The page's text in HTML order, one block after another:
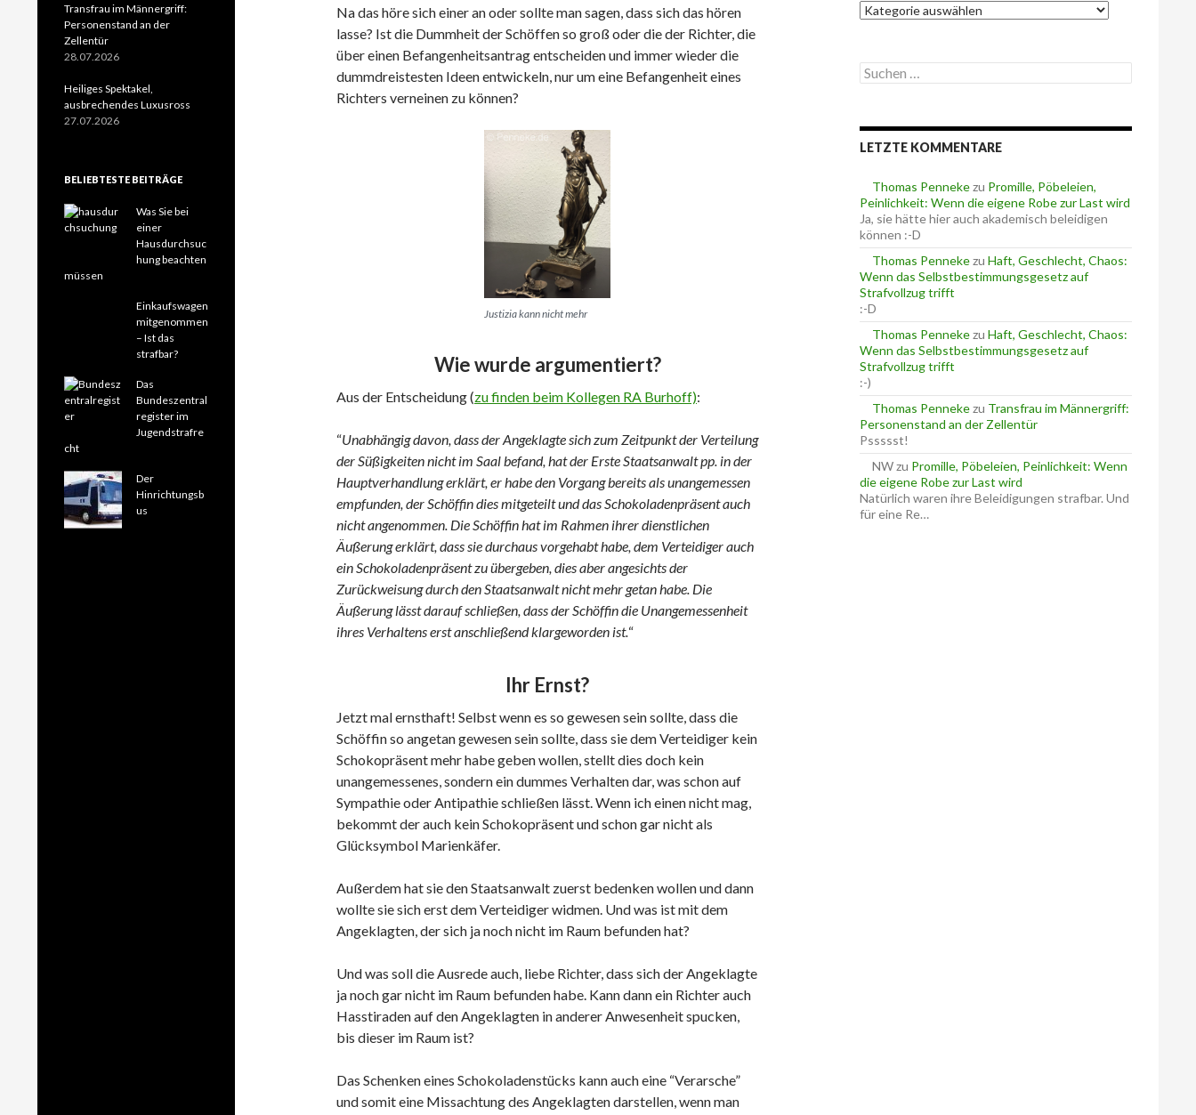
Na das höre sich einer an oder sollte man sagen, dass sich das hören
lasse? Ist die Dummheit der Schöffen so groß oder die der Richter, die
über einen Befangenheitsantrag entscheiden und immer wieder die
dummdreistesten Ideen entwickeln, nur um eine Befangenheit eines
Richters verneinen zu können?
Justizia kann nicht mehr
Wie wurde argumentiert?
Aus der Entscheidung (zu finden beim Kollegen RA Burhoff):
“Unabhängig davon, dass der Angeklagte sich zum Zeitpunkt der Verteilung
der Süßigkeiten nicht im Saal befand, hat der Erste Staatsanwalt pp. in der
Hauptverhandlung erklärt, er habe den Vorgang bereits als unangemessen
empfunden, der Schöffin dies mitgeteilt und das Schokoladenpräsent auch
nicht angenommen. Die Schöffin hat im Rahmen ihrer dienstlichen
Äußerung erklärt, dass sie durchaus vorgehabt habe, dem Verteidiger auch
ein Schokoladenpräsent zu übergeben, dies aber angesichts der
Zurückweisung durch den Staatsanwalt nicht mehr getan habe. Die
Äußerung lässt darauf schließen, dass der Schöffin die Unangemessenheit
ihres Verhaltens erst anschließend klargeworden ist.“
Ihr Ernst?
Jetzt mal ernsthaft! Selbst wenn es so gewesen sein sollte, dass die
Schöffin so angetan gewesen sein sollte, dass sie dem Verteidiger kein
Schokopräsent mehr habe geben wollen, stellt dies doch kein
unangemessenes, sondern ein dummes Verhalten dar, was schon auf
Sympathie oder Antipathie schließen lässt. Wenn ich einen nicht mag,
bekommt der auch kein Schokopräsent und schon gar nicht als
Glücksymbol Marienkäfer.
Außerdem hat sie den Staatsanwalt zuerst bedenken wollen und dann
wollte sie sich erst dem Verteidiger widmen. Und was ist mit dem
Angeklagten, der sich ja noch nicht im Raum befunden hat?
Und was soll die Ausrede auch, liebe Richter, dass sich der Angeklagte
ja noch gar nicht im Raum befunden habe. Kann dann ein Richter auch
Hasstiraden auf den Angeklagten in anderer Anwesenheit spucken,
bis dieser im Raum ist?
Das Schenken eines Schokoladenstücks kann auch eine “Verarsche”
und somit eine Missachtung des Angeklagten darstellen, wenn man
K
a
g
o
n
S
u
e
n
c
h
:
LETZTE KOMMENTARE
Thomas Pennekezu Promille, Pöbeleien,
Peinlichkeit: Wenn die eigene Robe zur Last wird
Ja, sie hätte hier auch akademisch beleidigen
können :-D
Thomas Pennekezu Haft, Geschlecht, Chaos:
Wenn das Selbstbestimmungsgesetz auf
Strafvollzug trifft
:-D
Thomas Pennekezu Haft, Geschlecht, Chaos:
Wenn das Selbstbestimmungsgesetz auf
Strafvollzug trifft
:-)
Thomas Pennekezu Transfrau im Männergriff:
Personenstand an der Zellentür
Pssssst!
NWzu Promille, Pöbeleien, Peinlichkeit: Wenn
die eigene Robe zur Last wird
Natürlich waren ihre Beleidigungen strafbar. Und
für eine Re…
Transfrau im Männergriff:
Personenstand an der
Zellentür
28.07.2026
Heiliges Spektakel,
ausbrechendes Luxusross
27.07.2026
BELIEBTESTE BEITRÄGE
Was Sie bei
einer
Hausdurchsuc
hung beachten
müssen
Einkaufswagen
mitgenommen
– Ist das
strafbar?
Das
Bundeszentral
register im
Jugendstrafre
cht
Der
Hinrichtungsb
us